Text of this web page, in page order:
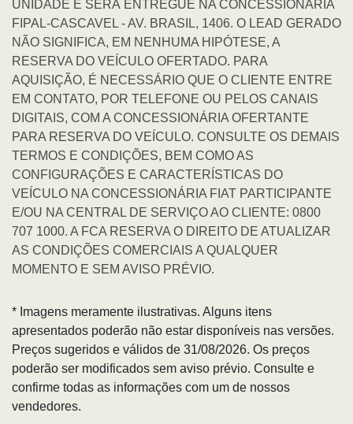
UNIDADE E SERÁ ENTREGUE NA CONCESSIONÁRIA
FIPAL-CASCAVEL - AV. BRASIL, 1406. O LEAD GERADO
NÃO SIGNIFICA, EM NENHUMA HIPÓTESE, A
RESERVA DO VEÍCULO OFERTADO. PARA
AQUISIÇÃO, É NECESSÁRIO QUE O CLIENTE ENTRE
EM CONTATO, POR TELEFONE OU PELOS CANAIS
DIGITAIS, COM A CONCESSIONÁRIA OFERTANTE
PARA RESERVA DO VEÍCULO. CONSULTE OS DEMAIS
TERMOS E CONDIÇÕES, BEM COMO AS
CONFIGURAÇÕES E CARACTERÍSTICAS DO
VEÍCULO NA CONCESSIONÁRIA FIAT PARTICIPANTE
E/OU NA CENTRAL DE SERVIÇO AO CLIENTE: 0800
707 1000. A FCA RESERVA O DIREITO DE ATUALIZAR
AS CONDIÇÕES COMERCIAIS A QUALQUER
MOMENTO E SEM AVISO PRÉVIO.
* Imagens meramente ilustrativas. Alguns itens
apresentados poderão não estar disponíveis nas versões.
Preços sugeridos e válidos de 31/08/2026. Os preços
poderão ser modificados sem aviso prévio. Consulte e
confirme todas as informações com um de nossos
vendedores.